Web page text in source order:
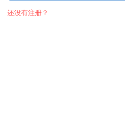
还没有注册？